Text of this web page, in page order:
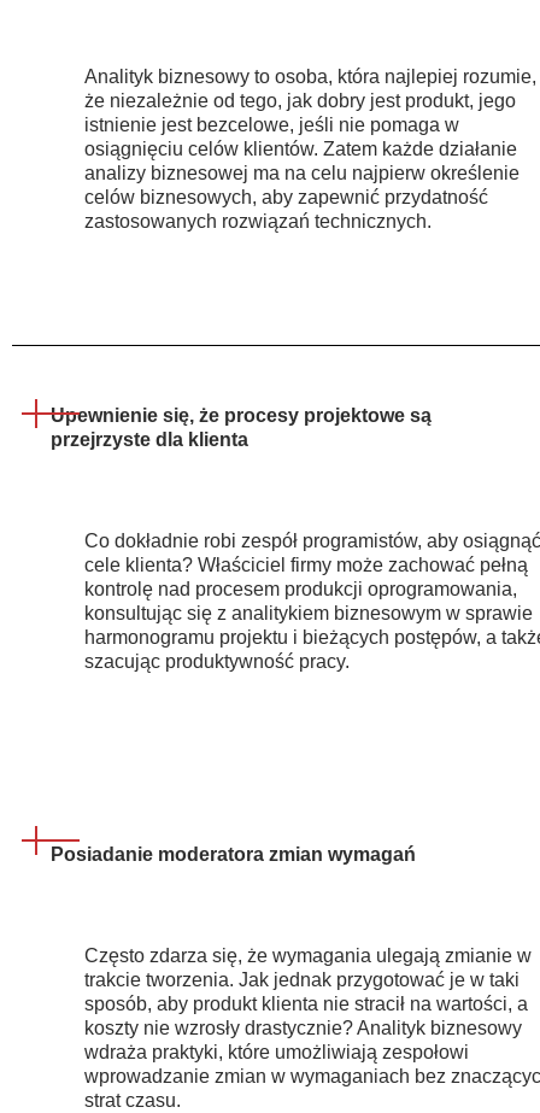
Analityk biznesowy to osoba, która najlepiej rozumie,
że niezależnie od tego, jak dobry jest produkt, jego
istnienie jest bezcelowe, jeśli nie pomaga w
osiągnięciu celów klientów. Zatem każde działanie
analizy biznesowej ma na celu najpierw określenie
celów biznesowych, aby zapewnić przydatność
zastosowanych rozwiązań technicznych.
Upewnienie się, że procesy projektowe są
przejrzyste dla klienta
Co dokładnie robi zespół programistów, aby osiągnąć
cele klienta? Właściciel firmy może zachować pełną
kontrolę nad procesem produkcji oprogramowania,
konsultując się z analitykiem biznesowym w sprawie
harmonogramu projektu i bieżących postępów, a
szacując produktywność pracy.
Posiadanie moderatora zmian wymagań
Często zdarza się, że wymagania ulegają zmianie w
trakcie tworzenia. Jak jednak przygotować je w taki
sposób, aby produkt klienta nie stracił na wartości, a
koszty nie wzrosły drastycznie? Analityk biznesowy
wdraża praktyki, które umożliwiają zespołowi
wprowadzanie zmian w wymaganiach bez
strat czasu.